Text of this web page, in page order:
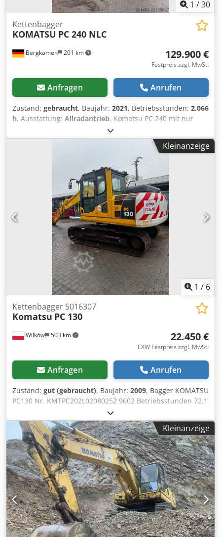
1 /30
Bergkamen 201 km
Kettenbagger
KOMATSU PC 240 NLC
129.900 €
Festpreis zzgl. MwSt.
Anfragen Anrufen
Zustand: gebraucht, Baujahr: 2021, Betriebsstunden: 2.066
h, Ausstattung: Allradantrieb, Komatsu PC 240 mit nur
2066 Betriebsstunden Dcodszdx E Dopfx An Hjk
Zentralisierung Klima 3 m Breit
Kleinanzeige
1 / 6
Wilków 503 km
Kettenbagger S016307
Komatsu PC 130
22.450 €
EXW Festpreis zzgl. MwSt.
Anfragen Anrufen
Zustand: gut (gebraucht), Baujahr: 2009, Bagger KOMATSU
PC130 Nr. KMTPC202L02080252 9602 Betriebsstunden 72,1
kW Baujahr 2009 Djdpoyax Avefx An Hjck Seriennummer
80252 - Bagger ohne Schaufel
Kleinanzeige